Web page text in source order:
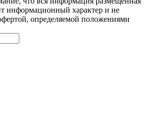
информационный характер и не
определяемой положениями